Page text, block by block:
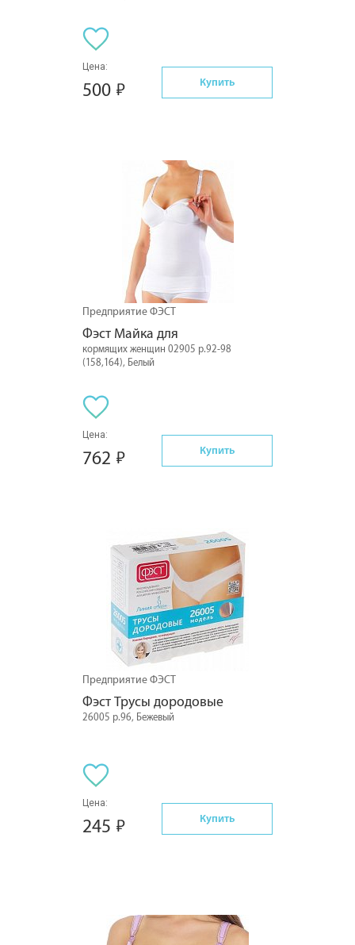
Цена:
500 Купить
Предприятие ФЭСТ
Фэст Майка для
кормящих женщин 02905 р.92-98
(158,164), Белый
Цена:
762 Купить
Предприятие ФЭСТ
Фэст Трусы дородовые
26005 р.96, Бежевый
Цена:
245 Купить